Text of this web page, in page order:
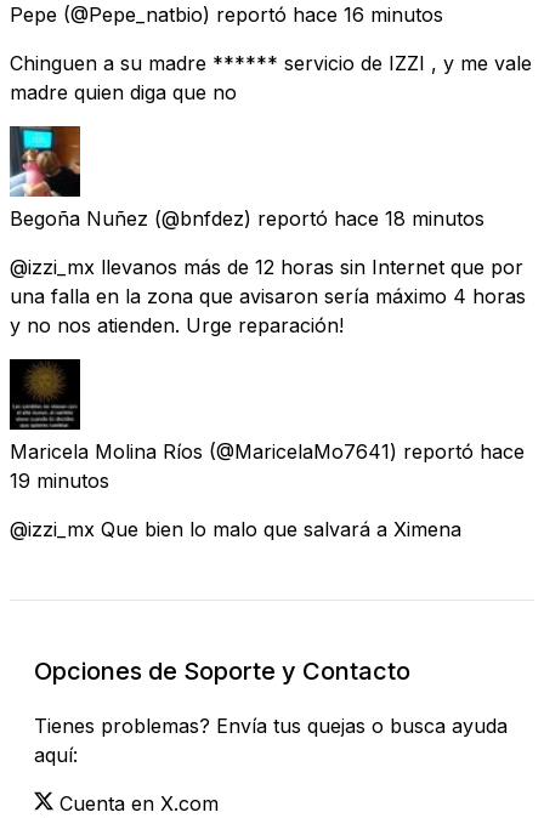
Pepe (@Pepe_natbio) reportó hace 16 minutos
Chinguen a su madre ****** servicio de IZZI , y me vale
madre quien diga que no
Begoña Nuñez (@bnfdez) reportó hace 18 minutos
@izzi_mx llevanos más de 12 horas sin Internet que por
una falla en la zona que avisaron sería máximo 4 horas
y no nos atienden. Urge reparación!
Maricela Molina Ríos (@MaricelaMo7641) reportó hace
19 minutos
@izzi_mx Que bien lo malo que salvará a Ximena
Opciones de Soporte y Contacto
Tienes problemas? Envía tus quejas o busca ayuda
aquí:
Cuenta en X.com